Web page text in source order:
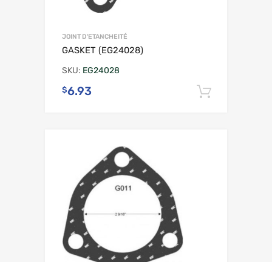
JOINT D'ETANCHEITÉ
GASKET (EG24028)
SKU: EG24028
$6.93